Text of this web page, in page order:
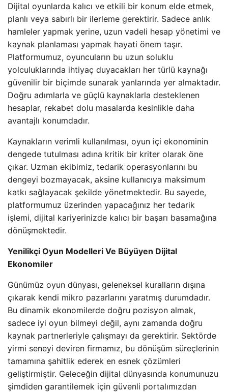
Dijital oyunlarda kalıcı ve etkili bir konum elde etmek,
planlı veya sabırlı bir ilerleme gerektirir. Sadece anlık
hamleler yapmak yerine, uzun vadeli hesap yönetimi ve
kaynak planlaması yapmak hayati önem taşır.
Platformumuz, oyuncuların bu uzun soluklu
yolculuklarında ihtiyaç duyacakları her türlü kaynağı
güvenilir bir biçimde sunarak yanlarında yer almaktadır.
Doğru adımlarla ve güçlü kaynaklarla desteklenen
hesaplar, rekabet dolu masalarda kesinlikle daha
avantajlı konumdadır.
Kaynakların verimli kullanılması, oyun içi ekonominin
dengede tutulması adına kritik bir kriter olarak öne
çıkar. Uzman ekibimiz, tedarik operasyonlarını bu
dengeyi bozmayacak, aksine kullanıcıya maksimum
katkı sağlayacak şekilde yönetmektedir. Bu sayede,
platformumuz üzerinden yapacağınız her tedarik
işlemi, dijital kariyerinizde kalıcı bir başarı basamağına
dönüşmektedir.
Yenilikçi Oyun Modelleri Ve Büyüyen Dijital
Ekonomiler
Günümüz oyun dünyası, geleneksel kuralların dışına
çıkarak kendi mikro pazarlarını yaratmış durumdadır.
Bu dinamik ekonomilerde doğru pozisyon almak,
sadece iyi oyun bilmeyi değil, aynı zamanda doğru
kaynak partnerleriyle çalışmayı da gerektirir. Sektörde
yirmi seneyi deviren firmamız, bu dönüşüm süreçlerinin
tamamına şahitlik ederek en esnek çözümleri
geliştirmiştir. Geleceğin dijital dünyasında konumunuzu
şimdiden garantilemek için güvenli portalımızdan